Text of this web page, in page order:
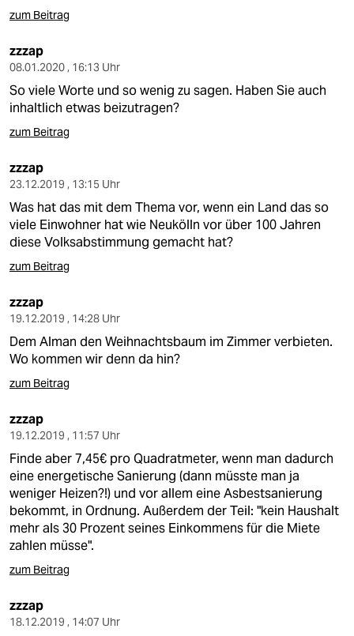
zum Beitrag
zzzap
08.01.2020 , 16:13 Uhr
So viele Worte und so wenig zu sagen. Haben Sie auch
inhaltlich etwas beizutragen?
zum Beitrag
zzzap
23.12.2019 , 13:15 Uhr
Was hat das mit dem Thema vor, wenn ein Land das so
viele Einwohner hat wie Neukölln vor über 100 Jahren
diese Volksabstimmung gemacht hat?
zum Beitrag
zzzap
19.12.2019 , 14:28 Uhr
Dem Alman den Weihnachtsbaum im Zimmer verbieten.
Wo kommen wir denn da hin?
zum Beitrag
zzzap
19.12.2019 , 11:57 Uhr
Finde aber 7,45€ pro Quadratmeter, wenn man dadurch
eine energetische Sanierung (dann müsste man ja
weniger Heizen?!) und vor allem eine Asbestsanierung
bekommt, in Ordnung. Außerdem der Teil: "kein Haushalt
mehr als 30 Prozent seines Einkommens für die Miete
zahlen müsse".
zum Beitrag
zzzap
18.12.2019 , 14:07 Uhr